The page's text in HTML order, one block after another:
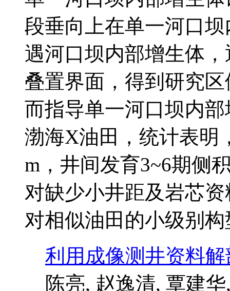
段垂向上在单一河口
遇河口坝内部增生体
叠置界面，得到研究
而指导单一河口坝内
渤海X油田，统计表明
m，井间发育3~6期侧
对缺少小井距及岩芯
对相似油田的小级别
利用成像测井资料
陈亮, 赵逸清, 覃建